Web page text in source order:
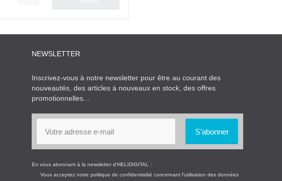
NEWSLETTER
Inscrivez-vous à notre newsletter pour être au courant des
nouveautés, des articles à nouveaux en stock, des offres
promotionnelles...
S’abonner
En vous abonnant à la newsletter d'HELIDIGITAL :
Vous acceptez notre politique de confidentialité concernant l'utilisation des données